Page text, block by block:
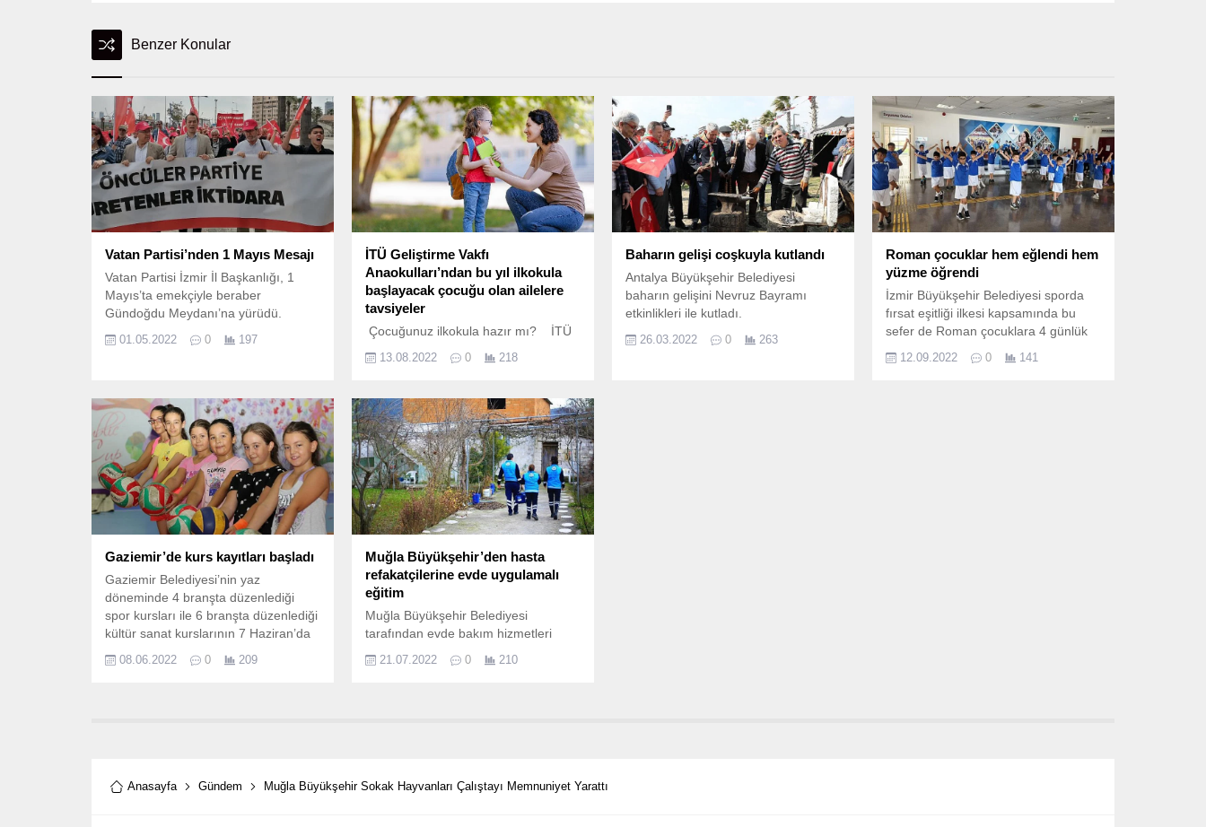
Benzer Konular
Vatan Partisi’nden 1 Mayıs Mesajı
Vatan Partisi İzmir İl Başkanlığı, 1
Mayıs’ta emekçiyle beraber
Gündoğdu Meydanı’na yürüdü.
01.05.2022 0 197
İTÜ Geliştirme Vakfı
Anaokulları’ndan bu yıl ilkokula
başlayacak çocuğu olan ailelere
tavsiyeler
Çocuğunuz ilkokula hazır mı? İTÜ
13.08.2022 0 218
Baharın gelişi coşkuyla kutlandı
Antalya Büyükşehir Belediyesi
baharın gelişini Nevruz Bayramı
etkinlikleri ile kutladı.
26.03.2022 0 263
Roman çocuklar hem eğlendi hem
yüzme öğrendi
İzmir Büyükşehir Belediyesi sporda
fırsat eşitliği ilkesi kapsamında bu
sefer de Roman çocuklara 4 günlük
12.09.2022 0 141
Gaziemir’de kurs kayıtları başladı
Gaziemir Belediyesi’nin yaz
döneminde 4 branşta düzenlediği
spor kursları ile 6 branşta düzenlediği
kültür sanat kurslarının 7 Haziran’da
erecek.
08.06.2022 0 209
Muğla Büyükşehir’den hasta
refakatçilerine evde uygulamalı
eğitim
Muğla Büyükşehir Belediyesi
tarafından evde bakım hizmetleri
hastaların refakatçilerine uzman
21.07.2022 0 210
Anasayfa Gündem Muğla Büyükşehir Sokak Hayvanları Çalıştayı Memnuniyet Yarattı